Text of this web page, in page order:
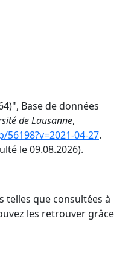
Base de données
de Lausanne,
04-27.
le 09.08.2026).
telles que consultées à
les retrouver grâce